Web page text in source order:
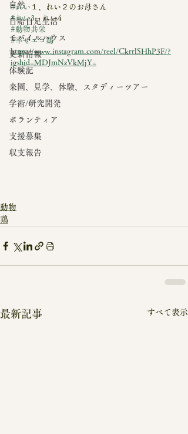
自然
自給自足生活
モバイルハウス
更新情報
体験記
来園、見学、体験、スタディーツアー
学術/研究開発
ボランティア
支援募集
収支報告
#れい １、れい２のお母さん
#れい3、れい4
#動物共栄
#幸せエコ鶏
https://www.instagram.com/reel/CkrrlSHhP3F/?
igshid=MDJmNzVkMjY=
動物
鶏
最新記事 すべて表示